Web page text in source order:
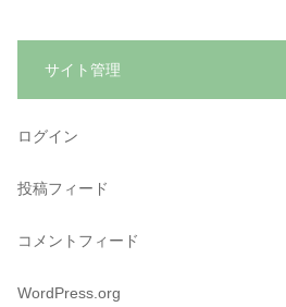
サイト管理
ログイン
投稿フィード
コメントフィード
WordPress.org